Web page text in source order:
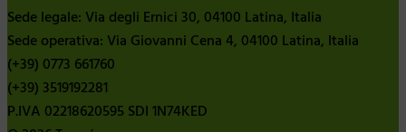
Sede legale: Via degli Ernici 30, 04100 Latina, Italia
Sede operativa: Via Giovanni Cena 4, 04100 Latina, Italia
(+39) 0773 661760
(+39) 3519192281
P.IVA 02218620595 SDI 1N74KED